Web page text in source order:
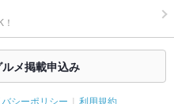
メ掲載申込み
シーポリシー 利用規約